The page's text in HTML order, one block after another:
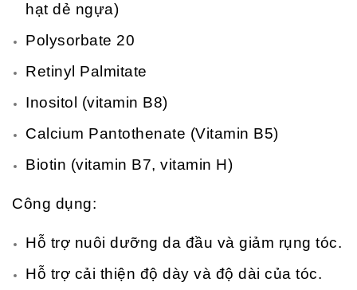
hạt dẻ ngựa)
Polysorbate 20
Retinyl Palmitate
Inositol (vitamin B8)
Calcium Pantothenate (Vitamin B5)
Biotin (vitamin B7, vitamin H)
Công dụng:
Hỗ trợ nuôi dưỡng da đầu và giảm rụng tóc.
Hỗ trợ cải thiện độ dày và độ dài của tóc.